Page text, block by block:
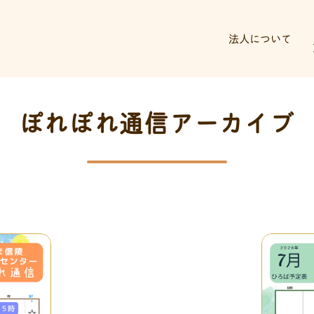
法人について
ぽれぽれ通信アーカイブ